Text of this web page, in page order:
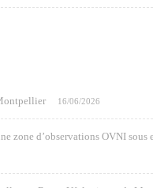
16/06/2026
zone d’observations OVNI sous